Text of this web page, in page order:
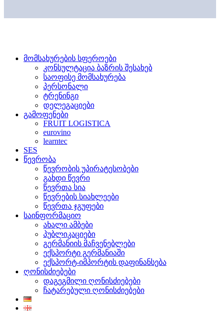
მომსახურების სფეროები
კონსულტაცია ბაზრის შესახებ
საოფისე მომსახურება
პერსონალი
ტრენინგი
დელეგაციები
გამოფენები
FRUIT LOGISTICA
eurovino
learntec
SES
წევრობა
წევრობის უპირატესობები
გახდი წევრი
წევრთა სია
წევრების სიახლეები
წევრთა ჯგუფები
საინფორმაციო
ახალი ამბები
პუბლიკაციები
გერმანიის მაჩვენებლები
ექსპორტი გერმანიაში
ექსპორტ-იმპორტის დაფინანსება
ღონისძიებები
დაგეგმილი ღონისძიებები
ჩატარებული ღონისძიებები